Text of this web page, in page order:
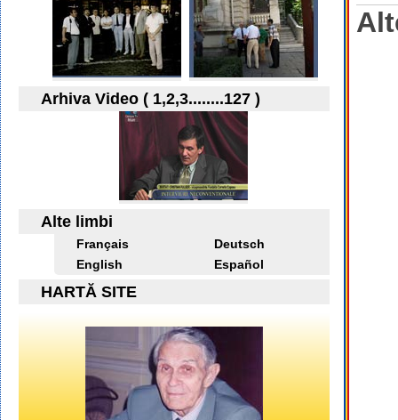
Arhiva Video ( 1,2,3........127 )
Alte limbi
Français
Deutsch
English
Español
HARTĂ SITE